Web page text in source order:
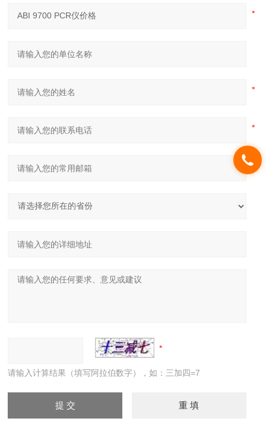
请输入计算结果（填写阿拉伯数字），如：三加四=7